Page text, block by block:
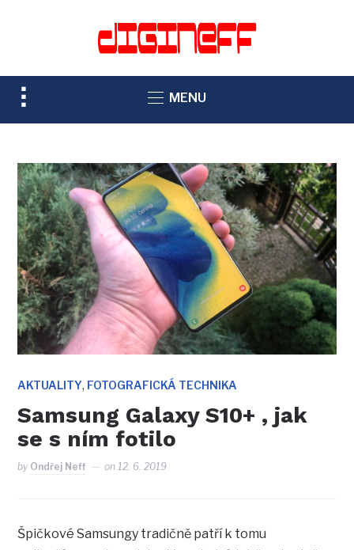
TOGGLE
SIDEBAR
NAVIGATION
MENU
AKTUALITY, FOTOGRAFICKÁ TECHNIKA
Samsung Galaxy S10+ , jak
se s ním fotilo
by Ondřej Neff on12. 6. 2019
Špičkové Samsungy tradičně patří k tomu